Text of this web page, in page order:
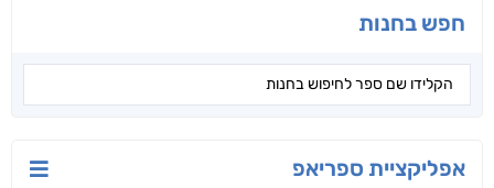
חפש בחנות
אפליקציית ספריאפ